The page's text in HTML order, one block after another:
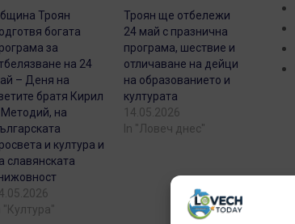
Троян
богата
за
на 24
– Деня на
братя Кирил
Методий, на
и култура и
славянската
"Култура"
Троян ще отбележи
24 май с празнична
програма, шествие и
отличаване на дейци
на образованието и
културата
14.05.2026
In "Ловеч днес"